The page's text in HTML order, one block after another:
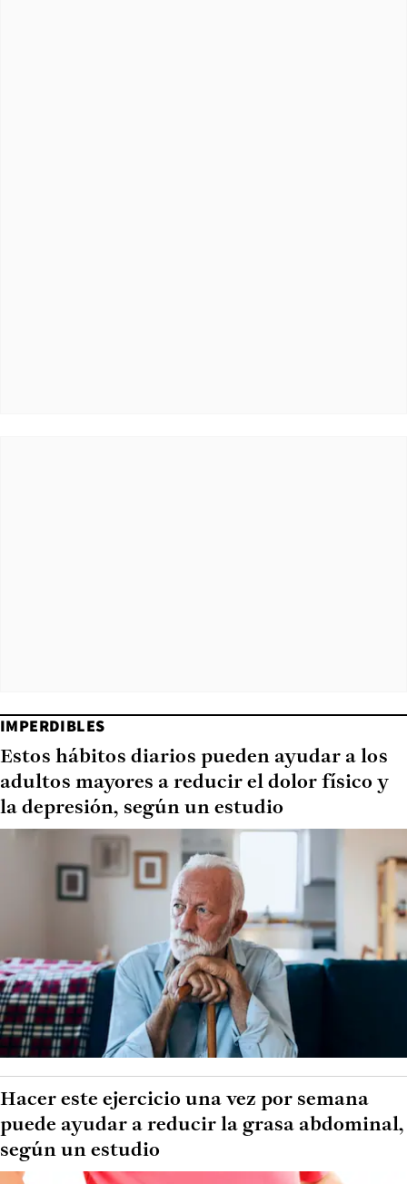
IMPERDIBLES
Estos hábitos diarios pueden ayudar a los
adultos mayores a reducir el dolor físico y
la depresión, según un estudio
Hacer este ejercicio una vez por semana
puede ayudar a reducir la grasa abdominal,
según un estudio